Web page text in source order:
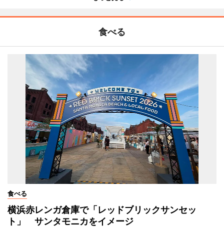
食べる
食べる
横浜赤レンガ倉庫で「レッドブリックサンセッ
ト」 サンタモニカをイメージ